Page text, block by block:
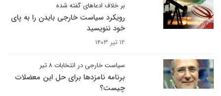
بر خلاف ادعاهای گفته شده
رویکرد سیاست خارجی بایدن را به پای
خود ننویسید
۱۲ تیر ۱۴۰۳
سیاست خارجی در انتخابات ۸ تیر
برنامه نامزدها برای حل این معضلات
چیست؟